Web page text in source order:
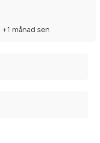
+1 månad sen